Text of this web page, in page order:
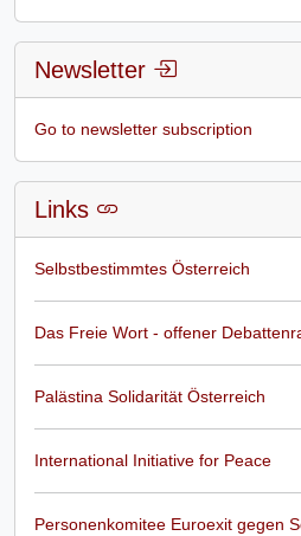
Newsletter
Go to newsletter subscription
Links
Selbstbestimmtes Österreich
Das Freie Wort - offener
Palästina Solidarität Österreich
International Initiative for Peace
Personenkomitee Euroexit gegen